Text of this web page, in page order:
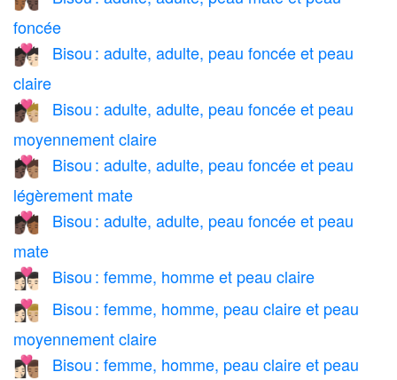
foncée
🧑🏿‍❤️‍💋‍🧑🏻
Bisou : adulte, adulte, peau foncée et peau
claire
🧑🏿‍❤️‍💋‍🧑🏼
Bisou : adulte, adulte, peau foncée et peau
moyennement claire
🧑🏿‍❤️‍💋‍🧑🏽
Bisou : adulte, adulte, peau foncée et peau
légèrement mate
🧑🏿‍❤️‍💋‍🧑🏾
Bisou : adulte, adulte, peau foncée et peau
mate
👩🏻‍❤️‍💋‍👨🏻 Bisou : femme, homme et peau claire
👩🏻‍❤️‍💋‍👨🏼
Bisou : femme, homme, peau claire et peau
moyennement claire
👩🏻‍❤️‍💋‍👨🏽
Bisou : femme, homme, peau claire et peau